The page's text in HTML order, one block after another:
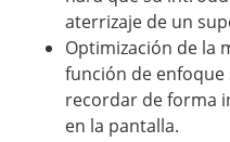
aterrizaje de un
Optimización de la
función de
recordar de forma
en la pantalla.